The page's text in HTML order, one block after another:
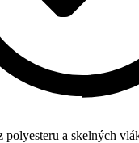
polyesteru a skelných